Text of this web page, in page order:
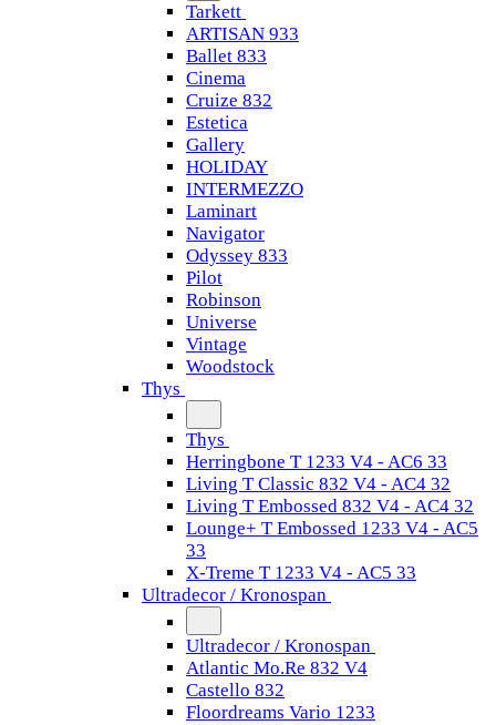
Tarkett
ARTISAN 933
Ballet 833
Cinema
Cruize 832
Estetica
Gallery
HOLIDAY
INTERMEZZO
Laminart
Navigator
Odyssey 833
Pilot
Robinson
Universe
Vintage
Woodstock
Thys
Thys
Herringbone T 1233 V4 - AC6 33
Living T Classic 832 V4 - AC4 32
Living T Embossed 832 V4 - AC4 32
Lounge+ T Embossed 1233 V4 - AC5
33
X-Treme T 1233 V4 - AC5 33
Ultradecor / Kronospan
Ultradecor / Kronospan
Atlantic Mo.Re 832 V4
Castello 832
Floordreams Vario 1233